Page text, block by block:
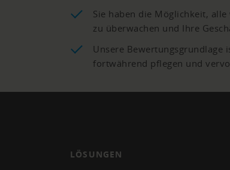
Sie haben die Möglichkeit,
zu überwachen und Ihre
Unsere Bewertungsgrundlage
fortwährend pflegen und
LÖSUNGEN